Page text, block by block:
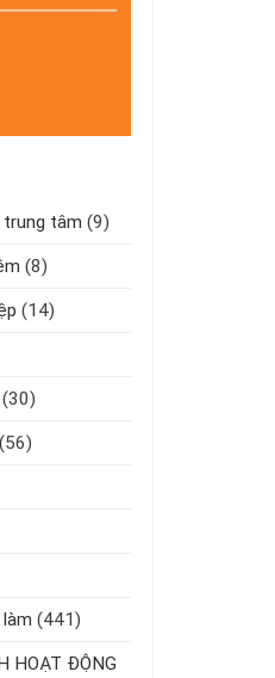
tâm (9)
(8)
(14)
(30)
(56)
(441)
HOẠT ĐỘNG